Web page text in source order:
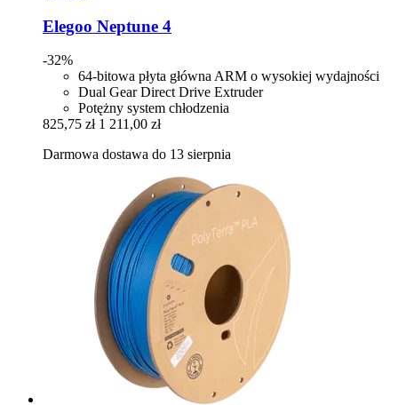
Elegoo Neptune 4
-32%
64-bitowa płyta główna ARM o wysokiej wydajności
Dual Gear Direct Drive Extruder
Potężny system chłodzenia
825,75 zł 1 211,00 zł
Darmowa dostawa do 13 sierpnia